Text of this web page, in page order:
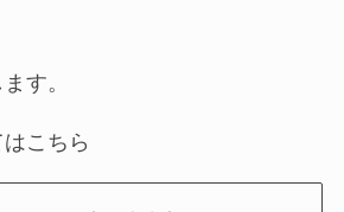
す。
こちら